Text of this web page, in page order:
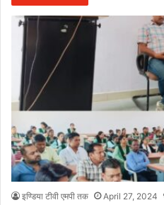
इण्डिया टीवी एमपी तक April 27, 2024